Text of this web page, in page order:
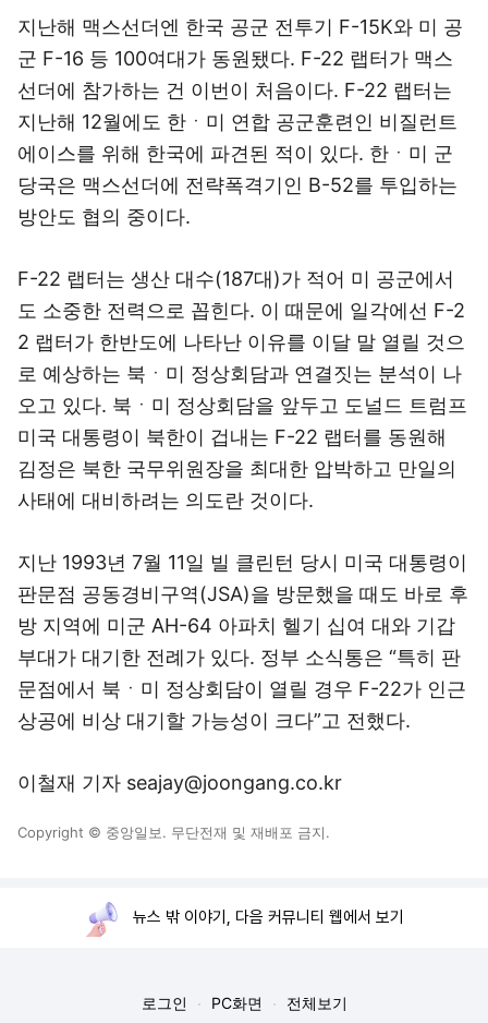
지난해 맥스선더엔 한국 공군 전투기 F-15K와 미 공
군 F-16 등 100여대가 동원됐다. F-22 랩터가 맥스
선더에 참가하는 건 이번이 처음이다. F-22 랩터는
지난해 12월에도 한ㆍ미 연합 공군훈련인 비질런트
에이스를 위해 한국에 파견된 적이 있다. 한ㆍ미 군
당국은 맥스선더에 전략폭격기인 B-52를 투입하는
방안도 협의 중이다.
F-22 랩터는 생산 대수(187대)가 적어 미 공군에서
도 소중한 전력으로 꼽힌다. 이 때문에 일각에선 F-2
2 랩터가 한반도에 나타난 이유를 이달 말 열릴 것으
로 예상하는 북ㆍ미 정상회담과 연결짓는 분석이 나
오고 있다. 북ㆍ미 정상회담을 앞두고 도널드 트럼프
미국 대통령이 북한이 겁내는 F-22 랩터를 동원해
김정은 북한 국무위원장을 최대한 압박하고 만일의
사태에 대비하려는 의도란 것이다.
지난 1993년 7월 11일 빌 클린턴 당시 미국 대통령이
판문점 공동경비구역(JSA)을 방문했을 때도 바로 후
방 지역에 미군 AH-64 아파치 헬기 십여 대와 기갑
부대가 대기한 전례가 있다. 정부 소식통은 “특히 판
문점에서 북ㆍ미 정상회담이 열릴 경우 F-22가 인근
상공에 비상 대기할 가능성이 크다”고 전했다.
이철재 기자 seajay@joongang.co.kr
Copyright © 중앙일보. 무단전재 및 재배포 금지.
뉴스 밖 이야기, 다음 커뮤니티 웹에서 보기
로그인 PC화면 전체보기